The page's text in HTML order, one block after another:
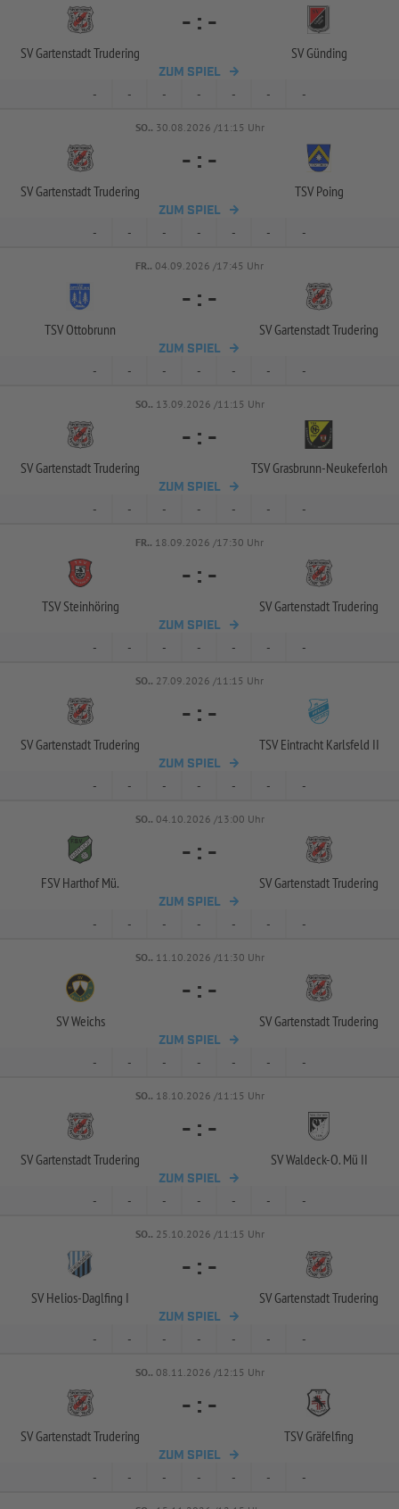
SV Gartenstadt Trudering
- : -
SV Günding
ZUM SPIEL
- - - - - - -
SO.. 30.08.2026 /11:15 Uhr
SV Gartenstadt Trudering
- : -
TSV Poing
ZUM SPIEL
- - - - - - -
FR.. 04.09.2026 /17:45 Uhr
TSV Ottobrunn
- : -
SV Gartenstadt Trudering
ZUM SPIEL
- - - - - - -
SO.. 13.09.2026 /11:15 Uhr
SV Gartenstadt Trudering
- : -
TSV Grasbrunn-Neukeferloh
ZUM SPIEL
- - - - - - -
FR.. 18.09.2026 /17:30 Uhr
TSV Steinhöring
- : -
SV Gartenstadt Trudering
ZUM SPIEL
- - - - - - -
SO.. 27.09.2026 /11:15 Uhr
SV Gartenstadt Trudering
- : -
TSV Eintracht Karlsfeld II
ZUM SPIEL
- - - - - - -
SO.. 04.10.2026 /13:00 Uhr
FSV Harthof Mü.
- : -
SV Gartenstadt Trudering
ZUM SPIEL
- - - - - - -
SO.. 11.10.2026 /11:30 Uhr
SV Weichs
- : -
SV Gartenstadt Trudering
ZUM SPIEL
- - - - - - -
SO.. 18.10.2026 /11:15 Uhr
SV Gartenstadt Trudering
- : -
SV Waldeck-O. Mü II
ZUM SPIEL
- - - - - - -
SO.. 25.10.2026 /11:15 Uhr
SV Helios-Daglfing I
- : -
SV Gartenstadt Trudering
ZUM SPIEL
- - - - - - -
SO.. 08.11.2026 /12:15 Uhr
SV Gartenstadt Trudering
- : -
TSV Gräfelfing
ZUM SPIEL
- - - - - - -